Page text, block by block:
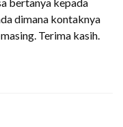
dimana kontaknya
Terima kasih.